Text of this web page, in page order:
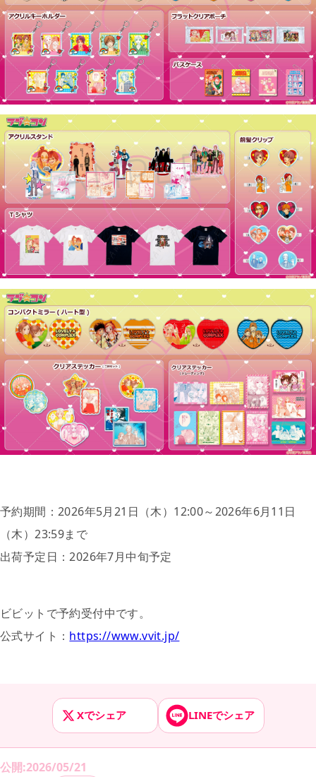
予約期間： 2026年5月21日（木） 12:00～2026年6月11日
（木）23:59まで
出荷予定日：2026年7月中旬予定
ビビットで予約受付中です。
公式サイト： https://www.vvit.jp/
Xでシェア LINEでシェア
公開:2026/05/21